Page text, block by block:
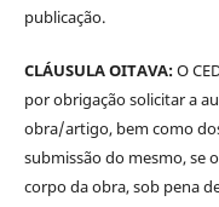
publicação.
CLÁUSULA OITAVA:O
por obrigação solicitar a
obra/artigo, bem como
submissão do mesmo, se
corpo da obra, sob pena